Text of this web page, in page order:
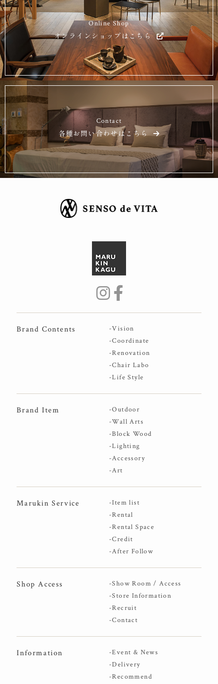
Online Shop
オンラインショップはこちら
Contact
各種お問い合わせはこちら
Brand Contents
-Vision
-Coordinate
-Renovation
-Chair Labo
-Life Style
Brand Item
-Outdoor
-Wall Arts
-Block Wood
-Lighting
-Accessory
-Art
Marukin Service
-Item list
-Rental
-Rental Space
-Credit
-After Follow
Shop Access
-Show Room / Access
-Store Information
-Recruit
-Contact
Information
-Event & News
-Delivery
-Recommend